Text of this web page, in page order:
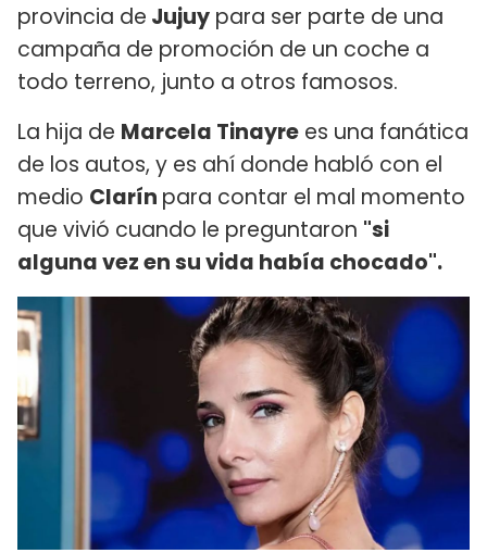
provincia de Jujuy para ser parte de una
campaña de promoción de un coche a
todo terreno, junto a otros famosos.
La hija de Marcela Tinayre es una fanática
de los autos, y es ahí donde habló con el
medio Clarín para contar el mal momento
que vivió cuando le preguntaron "si
alguna vez en su vida había chocado".